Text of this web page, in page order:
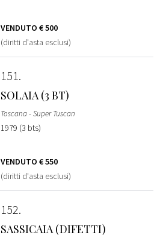
VENDUTO € 500
(diritti d'asta esclusi)
151
SOLAIA (3 BT)
Toscana - Super Tuscan
1979 (3 bts)
VENDUTO € 550
(diritti d'asta esclusi)
152
SASSICAIA (DIFETTI)